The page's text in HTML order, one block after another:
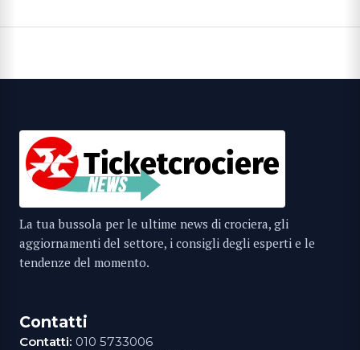
La tua bussola per le ultime news di crociera, gli
aggiornamenti del settore, i consigli degli esperti e le
tendenze del momento.
Contatti
Contatti: 010 5733006